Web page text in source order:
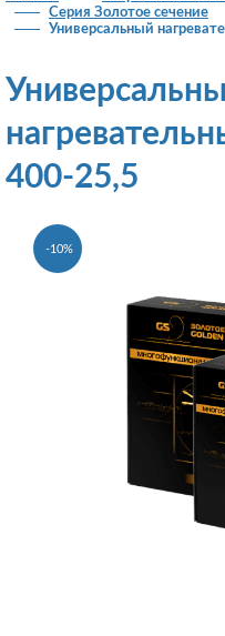
Серия Золотое сечение
Универсальный
400-25,5
-10%